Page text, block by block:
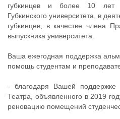
губкинцев и более 10 лет
Губкинского университета, в
губкинцев, в качестве члена
выпускника университета.
Ваша ежегодная поддержка
помощь студентам и
- благодаря Вашей поддержке
Театра, объявленного в 2019
реновацию помещений